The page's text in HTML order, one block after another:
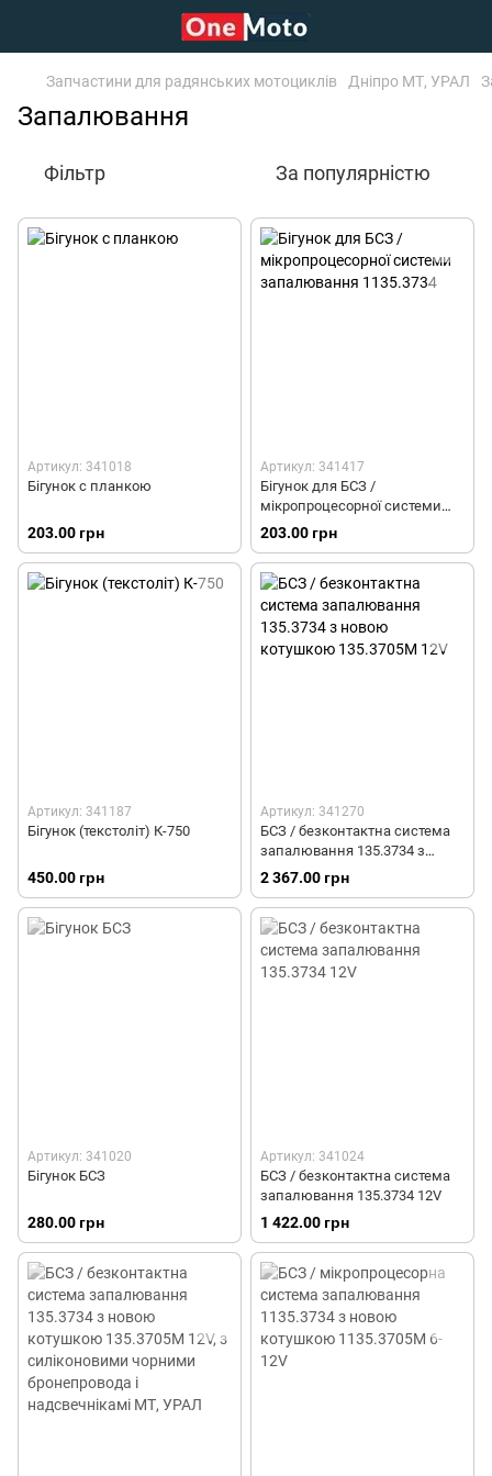
Запчастини для радянських мотоциклів Дніпро МТ, УРАЛ
Запалювання
Фільтр За популярністю
Артикул: 341018
Бігунок c планкою
203.00 грн
Артикул: 341417
Бігунок для БСЗ /
мікропроцесорної системи
запалювання 1135.3734
203.00 грн
Артикул: 341187
Бігунок (текстоліт) К-750
450.00 грн
Артикул: 341270
БСЗ / безконтактна система
запалювання 135.3734 з
новою котушкою 135.3705М
2 367.00 грн
Артикул: 341020
Бігунок БСЗ
280.00 грн
Артикул: 341024
БСЗ / безконтактна система
запалювання 135.3734 12V
1 422.00 грн